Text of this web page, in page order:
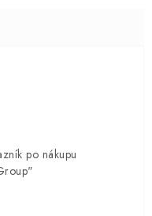
po nákupu